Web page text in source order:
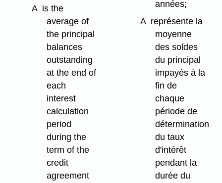
A is the
average of
the principal
balances
outstanding
at the end of
each
interest
calculation
period
during the
term of the
credit
agreement
années;
A représente la
moyenne
des soldes
du principal
impayés à la
fin de
chaque
période de
détermination
du taux
d'intérêt
pendant la
durée du